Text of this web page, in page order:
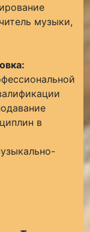
музыки,
в